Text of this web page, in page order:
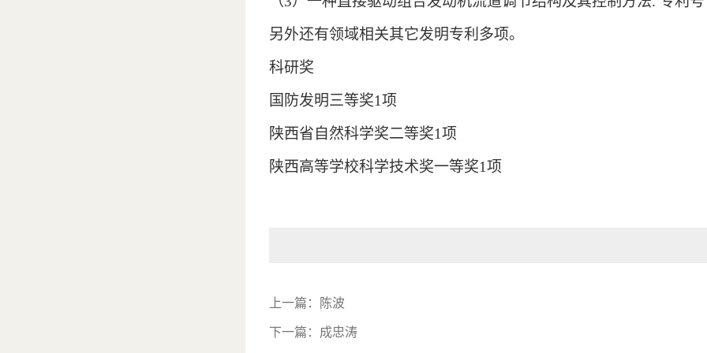
另外还有领域相关其它发明专利多项。
科研奖
国防发明三等奖1项
陕西省自然科学奖二等奖1项
陕西高等学校科学技术奖一等奖1项
上一篇： 陈波
下一篇： 成忠涛